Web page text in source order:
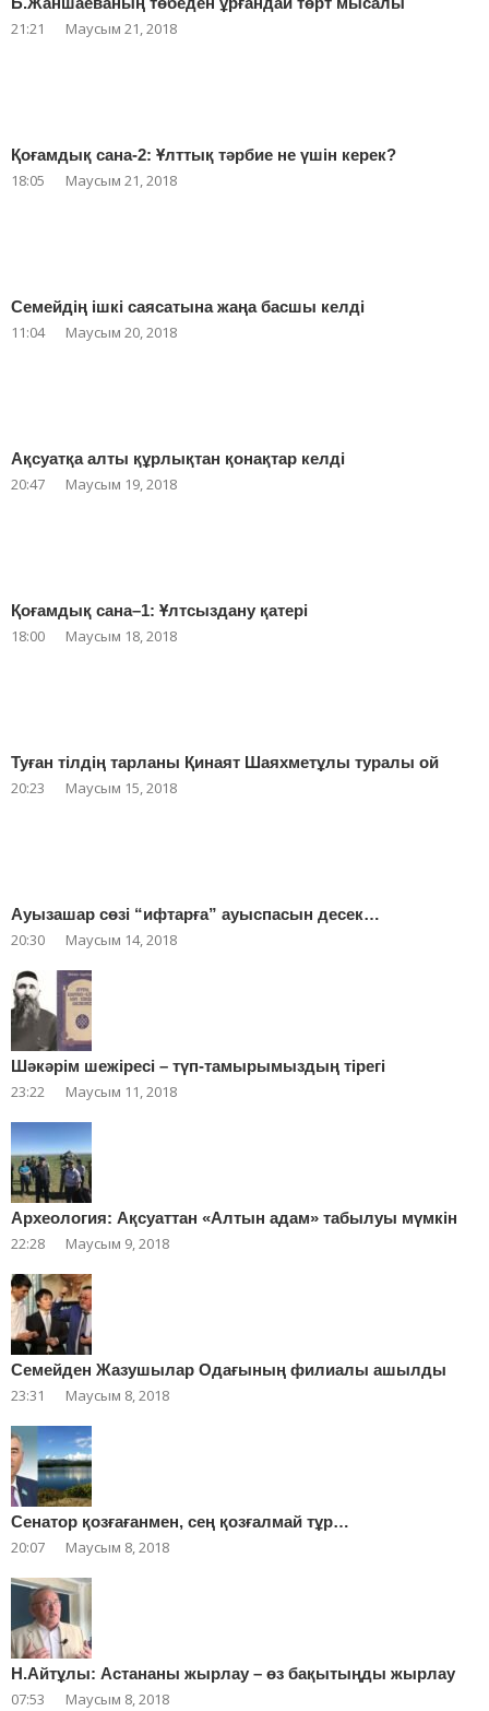
21:21 Маусым 21, 2018
Қоғамдық сана-2: Ұлттық тәрбие не үшін керек?
18:05 Маусым 21, 2018
Семейдің ішкі саясатына жаңа басшы келді
11:04 Маусым 20, 2018
Ақсуатқа алты құрлықтан қонақтар келді
20:47 Маусым 19, 2018
Қоғамдық сана–1: Ұлтсыздану қатері
18:00 Маусым 18, 2018
Туған тілдің тарланы Қинаят Шаяхметұлы туралы ой
20:23 Маусым 15, 2018
Ауызашар сөзі “ифтарға” ауыспасын десек…
20:30 Маусым 14, 2018
Шәкәрім шежіресі – түп-тамырымыздың тірегі
23:22 Маусым 11, 2018
Археология: Ақсуаттан «Алтын адам» табылуы мүмкін
22:28 Маусым 9, 2018
Cемейден Жазушылар Одағының филиалы ашылды
23:31 Маусым 8, 2018
Сенатор қозғағанмен, сең қозғалмай тұр…
20:07 Маусым 8, 2018
Н.Айтұлы: Астананы жырлау – өз бақытыңды жырлау
07:53 Маусым 8, 2018